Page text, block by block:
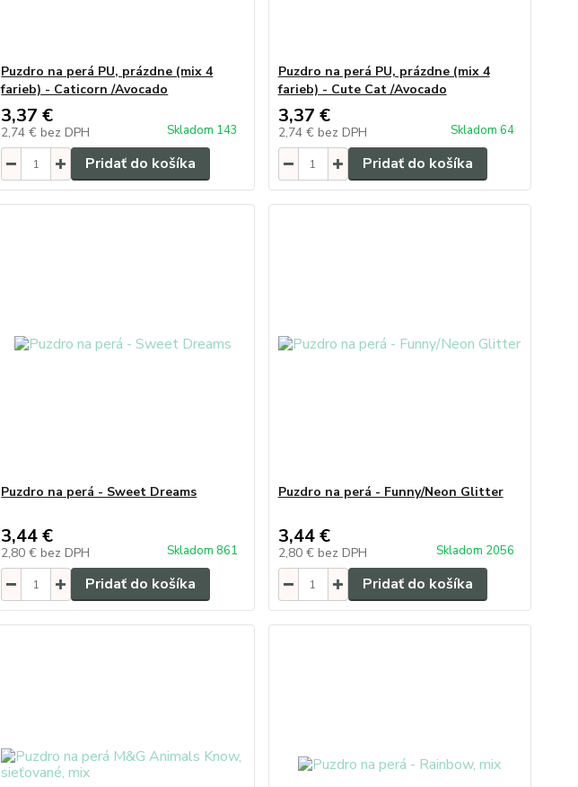
Puzdro na perá PU, prázdne (mix 4
farieb) - Caticorn /Avocado
3,37 €
2,74 € bez DPH Skladom 143
Pridať do košíka
Puzdro na perá PU, prázdne (mix 4
farieb) - Cute Cat /Avocado
3,37 €
2,74 € bez DPH Skladom 64
Pridať do košíka
Puzdro na perá - Sweet Dreams
3,44 €
2,80 € bez DPH Skladom 861
Pridať do košíka
Puzdro na perá - Funny/Neon Glitter
3,44 €
2,80 € bez DPH Skladom 2056
Pridať do košíka